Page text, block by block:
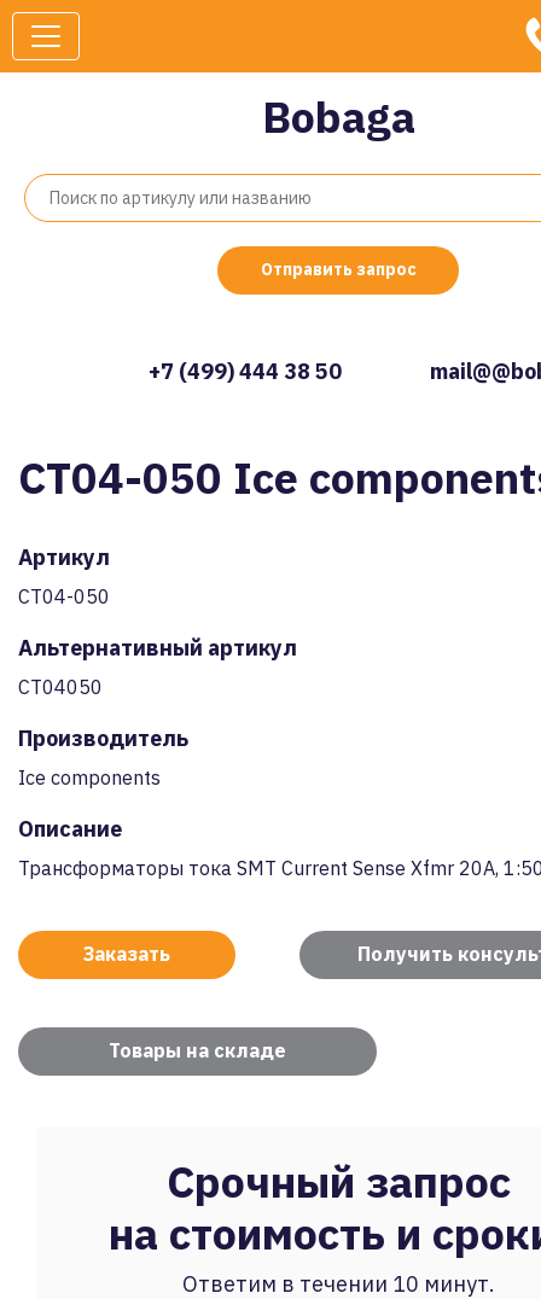
Bobaga
Отправить запрос
+7 (499) 444 38 50
CT04-050 Ice
Артикул
CT04-050
Альтернативный артикул
CT04050
Производитель
Ice components
Описание
Трансформаторы тока SMT Current Sense Xfmr 20A,
Заказать Получить
Товары на складе
Срочный запрос
на стоимость и
Ответим в течении 10 минут.